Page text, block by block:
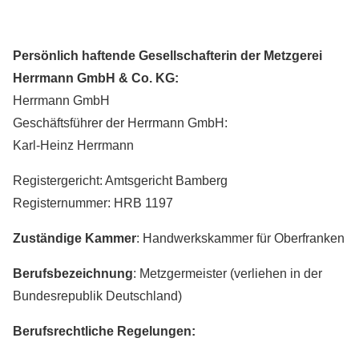
Persönlich haftende Gesellschafterin der Metzgerei
Herrmann GmbH & Co. KG:
Herrmann GmbH
Geschäftsführer der Herrmann GmbH:
Karl-Heinz Herrmann
Registergericht: Amtsgericht Bamberg
Registernummer: HRB 1197
Zuständige Kammer: Handwerkskammer für Oberfranken
Berufsbezeichnung: Metzgermeister (verliehen in der
Bundesrepublik Deutschland)
Berufsrechtliche Regelungen: